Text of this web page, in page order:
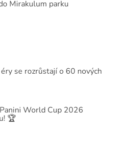
Mirakulum parku
se rozrůstají o 60 nových
World Cup 2026
🏆